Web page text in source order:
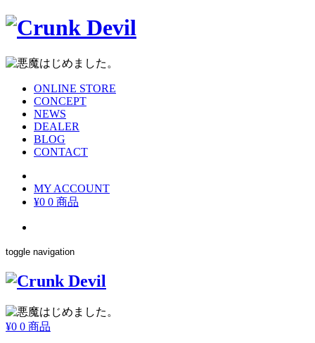
ONLINE STORE
CONCEPT
NEWS
DEALER
BLOG
CONTACT
MY ACCOUNT
¥0 0 商品
toggle navigation
¥0 0 商品